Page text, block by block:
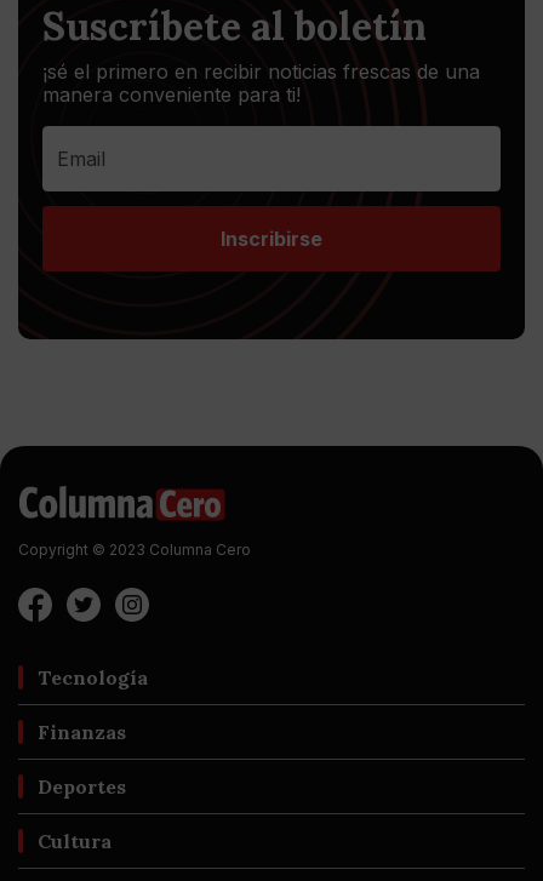
Suscríbete al boletín
¡sé el primero en recibir noticias frescas de una
manera conveniente para ti!
Inscribirse
Copyright © 2023 Columna Cero
Tecnología
Finanzas
Deportes
Cultura